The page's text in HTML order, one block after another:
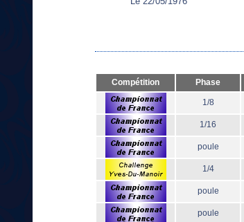
Compétition Phase
1/8
1/16
poule
1/4
poule
poule